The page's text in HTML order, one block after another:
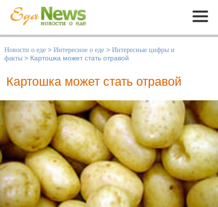
Меню
Новости о еде > Интересное о еде > Интересные цифры и
факты > Картошка может стать отравой
Картошка может стать отравой